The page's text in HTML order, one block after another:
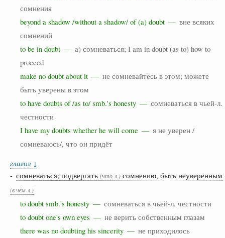
сомнения
beyond a shadow /without a shadow/ of (a) doubt — вне всяких
сомнений
to be in doubt — а) сомневаться; I am in doubt (as to) how to
proceed
make no doubt about it — не сомневайтесь в этом; можете
быть уверены в этом
to have doubts of /as to/ smb.'s honesty — сомневаться в чьей-л.
честности
I have my doubts whether he will come — я не уверен /
сомневаюсь/, что он придёт
глагол ↓
- сомневаться; подвергать (что-л.) сомнению, быть неуверенным
(в чём-л.)
to doubt smb.'s honesty — сомневаться в чьей-л. честности
to doubt one's own eyes — не верить собственным глазам
there was no doubting his sincerity — не приходилось